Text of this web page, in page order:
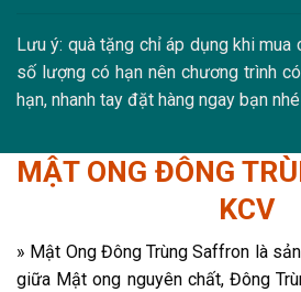
Lưu ý: quà tặng chỉ áp dụng khi mua
số lượng có hạn nên chương trình
hạn, nhanh tay đặt hàng ngay bạn
MẬT ONG ĐÔNG
KCV
» Mật Ong Đông Trùng Saffron là
giữa Mật ong nguyên chất, Đông